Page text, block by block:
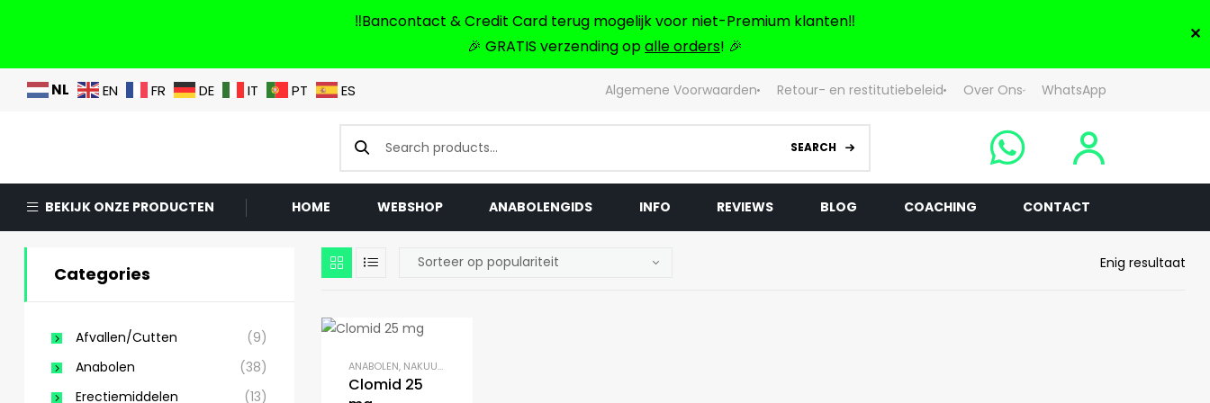
‼️Bancontact & Credit Card terug mogelijk voor niet-Premium klanten‼️
🎉 GRATIS verzending opalle orders! 🎉
✕
NL EN FR DE IT PT ES Algemene Voorwaarden Retour- en restitutiebeleid Over Ons WhatsApp
SEARCH
BEKIJK ONZE PRODUCTEN HOME WEBSHOP ANABOLENGIDS INFO REVIEWS BLOG COACHING CONTACT
Enig resultaat
ANABOLEN, NAKUUR
Clomid 25
Categories
Afvallen/Cutten
(9)
Anabolen
(38)
Erectiemiddelen
(13)